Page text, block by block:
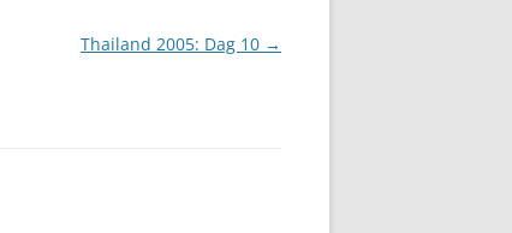
Thailand 2005: Dag 10 →